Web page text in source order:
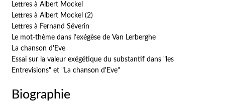
Lettres à Albert Mockel
Lettres à Albert Mockel (2)
Lettres à Fernand Séverin
Le mot-thème dans l’exégèse de Van Lerberghe
La chanson d'Eve
Essai sur la valeur exégétique du substantif dans "les
Entrevisions" et "La chanson d'Eve"
Biographie